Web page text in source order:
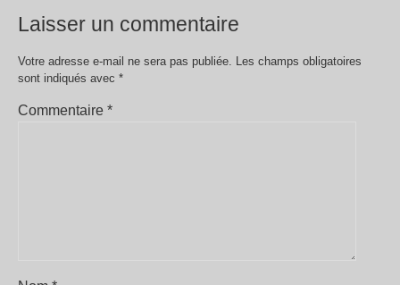
Laisser un commentaire
Votre adresse e-mail ne sera pas publiée. Les champs obligatoires
sont indiqués avec *
Commentaire *